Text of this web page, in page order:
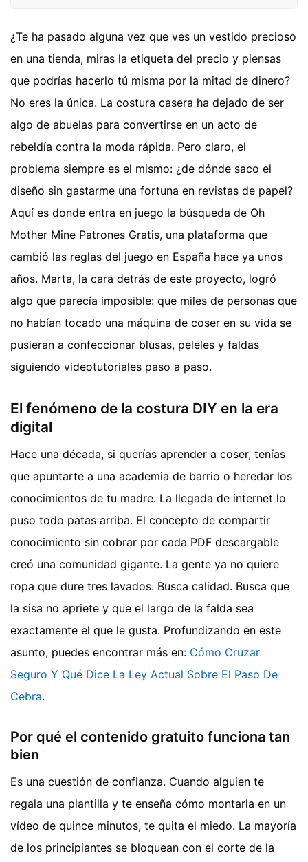
¿Te ha pasado alguna vez que ves un vestido precioso
en una tienda, miras la etiqueta del precio y piensas
que podrías hacerlo tú misma por la mitad de dinero?
No eres la única. La costura casera ha dejado de ser
algo de abuelas para convertirse en un acto de
rebeldía contra la moda rápida. Pero claro, el
problema siempre es el mismo: ¿de dónde saco el
diseño sin gastarme una fortuna en revistas de papel?
Aquí es donde entra en juego la búsqueda de Oh
Mother Mine Patrones Gratis, una plataforma que
cambió las reglas del juego en España hace ya unos
años. Marta, la cara detrás de este proyecto, logró
algo que parecía imposible: que miles de personas que
no habían tocado una máquina de coser en su vida se
pusieran a confeccionar blusas, peleles y faldas
siguiendo videotutoriales paso a paso.
El fenómeno de la costura DIY en la era
digital
Hace una década, si querías aprender a coser, tenías
que apuntarte a una academia de barrio o heredar los
conocimientos de tu madre. La llegada de internet lo
puso todo patas arriba. El concepto de compartir
conocimiento sin cobrar por cada PDF descargable
creó una comunidad gigante. La gente ya no quiere
ropa que dure tres lavados. Busca calidad. Busca que
la sisa no apriete y que el largo de la falda sea
exactamente el que le gusta. Profundizando en este
asunto, puedes encontrar más en: Cómo Cruzar
Seguro Y Qué Dice La Ley Actual Sobre El Paso De
Cebra.
Por qué el contenido gratuito funciona tan
bien
Es una cuestión de confianza. Cuando alguien te
regala una plantilla y te enseña cómo montarla en un
vídeo de quince minutos, te quita el miedo. La mayoría
de los principiantes se bloquean con el corte de la